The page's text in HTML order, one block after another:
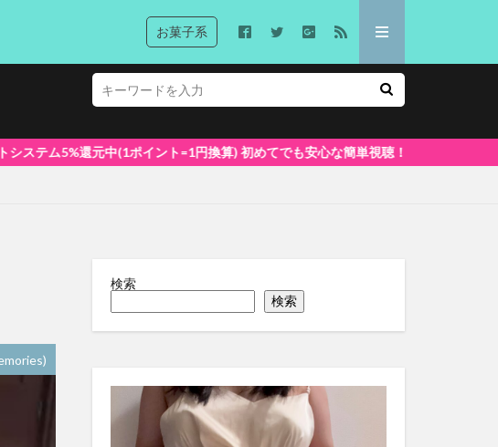
お菓子系
換算) 初めてでも安心な簡単視聴！
検索
検索